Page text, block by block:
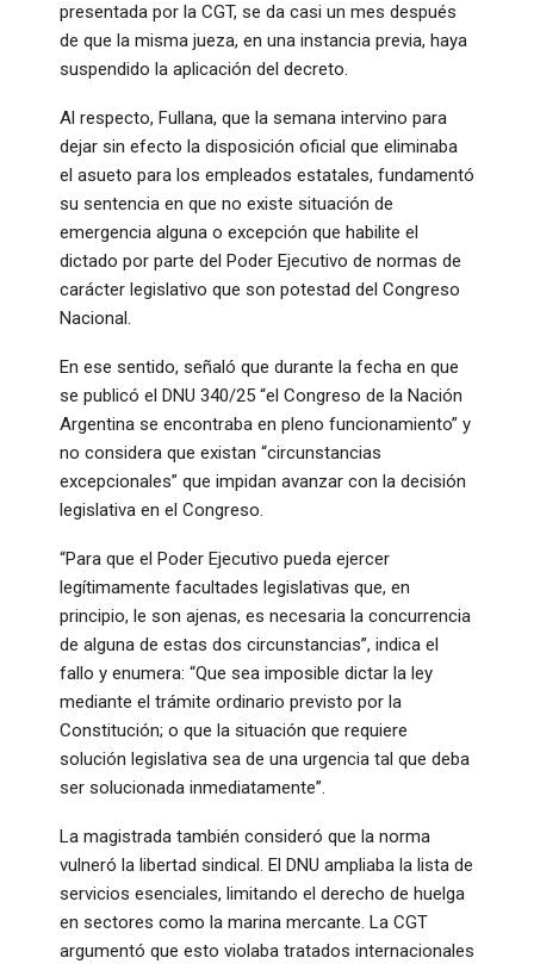
presentada por la CGT, se da casi un mes después
de que la misma jueza, en una instancia previa, haya
suspendido la aplicación del decreto.
Al respecto, Fullana, que la semana intervino para
dejar sin efecto la disposición oficial que eliminaba
el asueto para los empleados estatales, fundamentó
su sentencia en que no existe situación de
emergencia alguna o excepción que habilite el
dictado por parte del Poder Ejecutivo de normas de
carácter legislativo que son potestad del Congreso
Nacional.
En ese sentido, señaló que durante la fecha en que
se publicó el DNU 340/25 “el Congreso de la Nación
Argentina se encontraba en pleno funcionamiento” y
no considera que existan “circunstancias
excepcionales” que impidan avanzar con la decisión
legislativa en el Congreso.
“Para que el Poder Ejecutivo pueda ejercer
legítimamente facultades legislativas que, en
principio, le son ajenas, es necesaria la concurrencia
de alguna de estas dos circunstancias”, indica el
fallo y enumera: “Que sea imposible dictar la ley
mediante el trámite ordinario previsto por la
Constitución; o que la situación que requiere
solución legislativa sea de una urgencia tal que deba
ser solucionada inmediatamente”.
La magistrada también consideró que la norma
vulneró la libertad sindical. El DNU ampliaba la lista de
servicios esenciales, limitando el derecho de huelga
en sectores como la marina mercante. La CGT
argumentó que esto violaba tratados internacionales